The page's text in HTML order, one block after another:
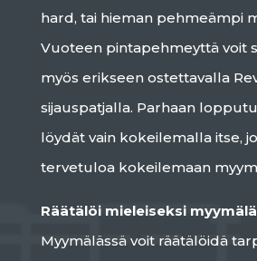
hard, tai hieman pehmeämpi
Vuoteen pintapehmeyttä voit
myös erikseen ostettavalla
sijauspatjalla. Parhaan
löydät vain kokeilemalla itse,
tervetuloa kokeilemaan
Räätälöi mieleiseksi
Myymälässä voit räätälöidä